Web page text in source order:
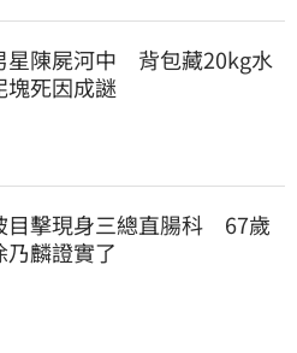
星陳屍河中　背包藏20kg水
塊死因成謎
目擊現身三總直腸科　67歲
乃麟證實了